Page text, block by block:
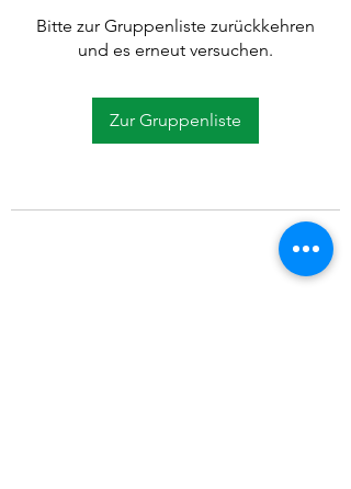
Bitte zur Gruppenliste zurückkehren
und es erneut versuchen.
Zur Gruppenliste